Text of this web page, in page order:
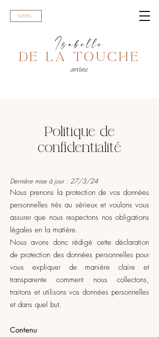
NEWS
Politique de
confidentialité
Dernière mise à jour : 27/3/24
Nous prenons la protection de vos données
personnelles très au sérieux et voulons vous
assurer que nous respectons nos obligations
légales en la matière.
Nous avons donc rédigé cette déclaration
de protection des données personnelles pour
vous expliquer de manière claire et
transparente comment nous collectons,
traitons et utilisons vos données personnelles
et dans quel but.
Contenu